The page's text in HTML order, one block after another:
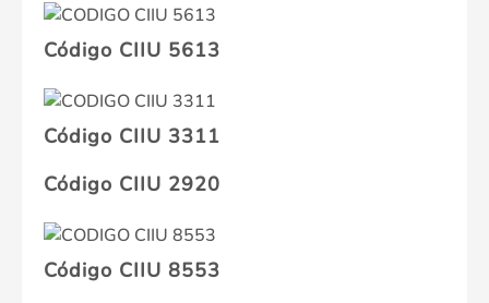
Código CIIU 5613
Código CIIU 3311
Código CIIU 2920
Código CIIU 8553